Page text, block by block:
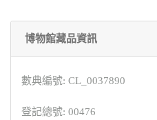
博物館藏品資訊
數典編號: CL_0037890
登記總號: 00476